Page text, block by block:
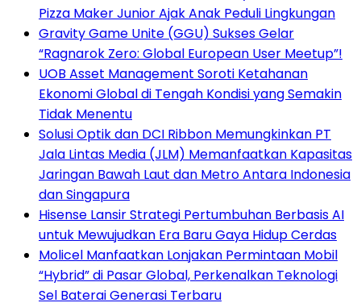
Pizza Maker Junior Ajak Anak Peduli Lingkungan
Gravity Game Unite (GGU) Sukses Gelar
“Ragnarok Zero: Global European User Meetup”!
UOB Asset Management Soroti Ketahanan
Ekonomi Global di Tengah Kondisi yang Semakin
Tidak Menentu
Solusi Optik dan DCI Ribbon Memungkinkan PT
Jala Lintas Media (JLM) Memanfaatkan Kapasitas
Jaringan Bawah Laut dan Metro Antara Indonesia
dan Singapura
Hisense Lansir Strategi Pertumbuhan Berbasis AI
untuk Mewujudkan Era Baru Gaya Hidup Cerdas
Molicel Manfaatkan Lonjakan Permintaan Mobil
“Hybrid” di Pasar Global, Perkenalkan Teknologi
Sel Baterai Generasi Terbaru